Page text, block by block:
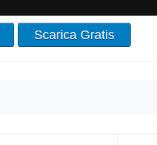
Scarica Gratis